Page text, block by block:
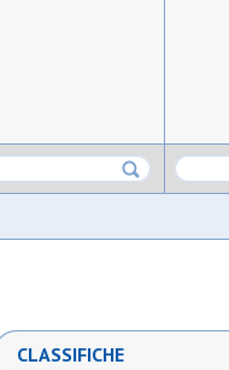
CLASSIFICHE